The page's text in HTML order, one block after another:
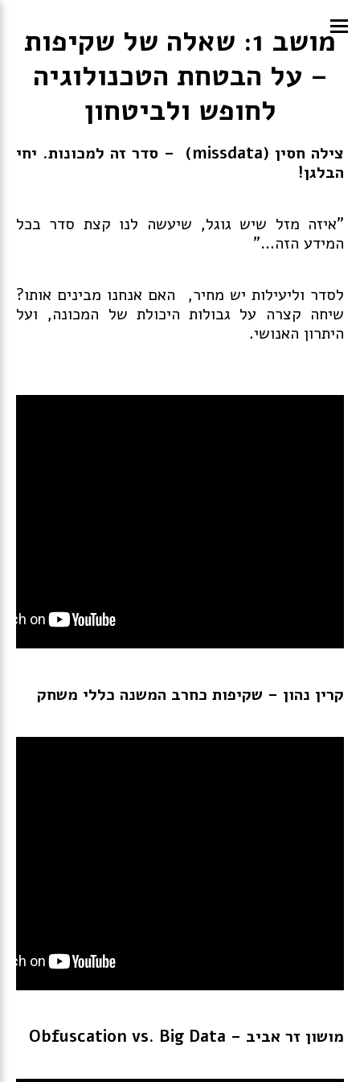
מושב 1: שאלה של שקיפות
– על הבטחת הטכנולוגיה
לחופש ולביטחון
צילה חסין (
missdata)
– סדר זה למכונות. יחי
הבלגן!
"איזה מזל שיש גוגל, שיעשה לנו קצת סדר בכל
המידע הזה…"
לסדר וליעילות יש מחיר, האם אנחנו מבינים אותו?
שיחה קצרה על גבולות היכולת של המכונה, ועל
היתרון האנושי.
קרין נהון – שקיפות כחרב המשנה כללי משחק
מושון זר אביב – Obfuscation vs. Big Data